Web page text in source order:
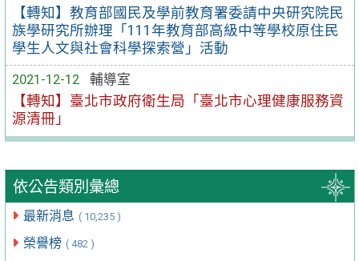
【轉知】教育部國民及學前教育署委請中央研究院民
族學研究所辦理「111年教育部高級中等學校原住民
學生人文與社會科學探索營」活動
2021-12-12
輔導室
【轉知】臺北市政府衛生局「臺北市心理健康服務資
源清冊」
依公告類別彙總
最新消息 ( 10,235 )
榮譽榜 ( 482 )